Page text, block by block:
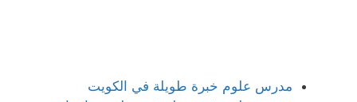
مدرس علوم خبرة طويلة في الكويت